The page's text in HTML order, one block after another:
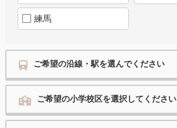
練馬
ご希望の沿線・駅を選んでください
ご希望の小学校区を選択してください